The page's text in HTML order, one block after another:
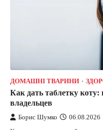
ДОМАШНІ ТВАРИНИ
Как дать таблетку коту:
владельцев
Борис Шумко 06.08.2026